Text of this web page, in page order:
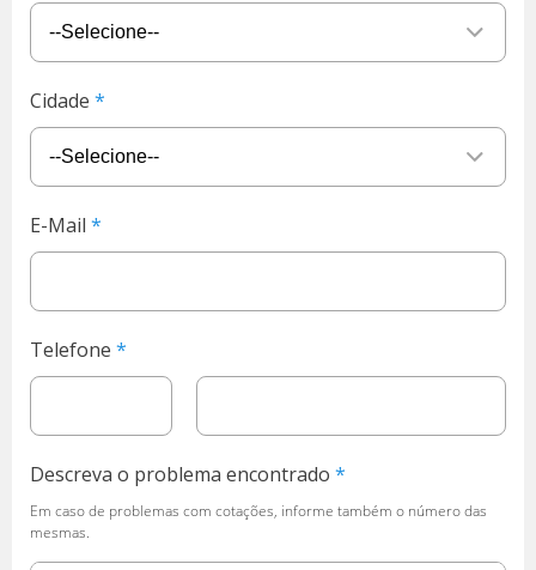
Cidade
E-Mail
Telefone
Descreva o problema encontrado
Em caso de problemas com cotações, informe também o número das
mesmas.